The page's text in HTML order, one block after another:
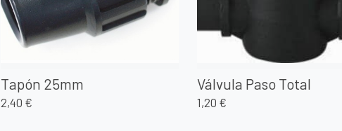
Tapón 25mm
2,40 €
Válvula Paso Total
1,20 €